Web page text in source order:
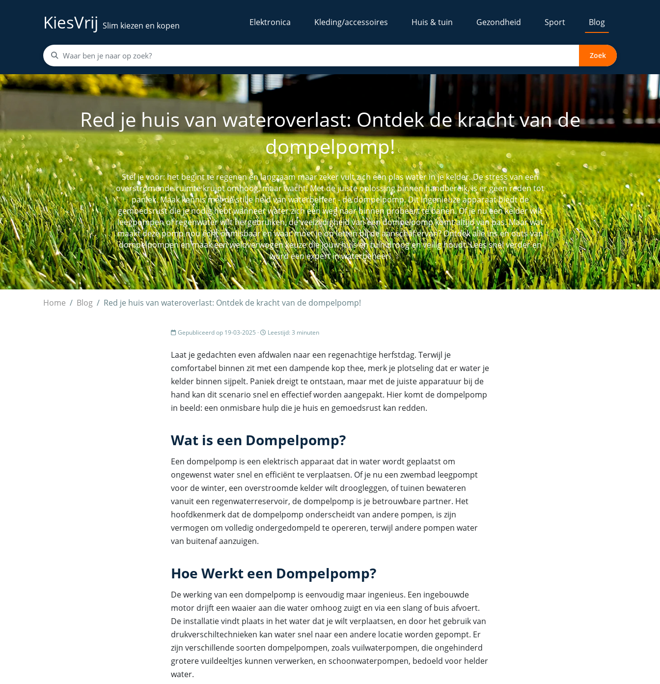
KiesVrij Slim kiezen en kopen Elektronica Kleding/accessoires Huis & tuin Gezondheid Sport Blog
Zoek
Red je huis van wateroverlast: Ontdek de kracht van de
dompelpomp!
Stel je voor: het begint te regenen en langzaam maar zeker vult zich een plas water in je kelder. De stress van een
overstromende ruimte kruipt omhoog, maar wacht! Met de juiste oplossing binnen handbereik, is er geen reden tot
paniek. Maak kennis met de stille held van waterbeheer - de dompelpomp. Dit ingenieuze apparaat biedt de
gemoedsrust die je nodig hebt wanneer water zich een weg naar binnen probeert te banen. Of je nu een kelder wilt
leegpompen of regenwater wilt hergebruiken, de veelzijdigheid van een dompelpomp komt altijd van pas. Maar wat
maakt deze pomp nou écht onmisbaar en waar moet je op letten bij de aanschaf ervan? Ontdek alle ins en outs van
dompelpompen en maak een weloverwogen keuze die jouw huis en tuin droog en veilig houdt. Lees snel verder en
word een expert in waterbeheer!
Home Blog Red je huis van wateroverlast: Ontdek de kracht van de dompelpomp!
Gepubliceerd op 19-03-2025 · Leestijd: 3 minuten
Laat je gedachten even afdwalen naar een regenachtige herfstdag. Terwijl je
comfortabel binnen zit met een dampende kop thee, merk je plotseling dat er water je
kelder binnen sijpelt. Paniek dreigt te ontstaan, maar met de juiste apparatuur bij de
hand kan dit scenario snel en effectief worden aangepakt. Hier komt de dompelpomp
in beeld: een onmisbare hulp die je huis en gemoedsrust kan redden.
Wat is een Dompelpomp?
Een dompelpomp is een elektrisch apparaat dat in water wordt geplaatst om
ongewenst water snel en efficiënt te verplaatsen. Of je nu een zwembad leegpompt
voor de winter, een overstroomde kelder wilt droogleggen, of tuinen bewateren
vanuit een regenwaterreservoir, de dompelpomp is je betrouwbare partner. Het
hoofdkenmerk dat de dompelpomp onderscheidt van andere pompen, is zijn
vermogen om volledig ondergedompeld te opereren, terwijl andere pompen water
van buitenaf aanzuigen.
Hoe Werkt een Dompelpomp?
De werking van een dompelpomp is eenvoudig maar ingenieus. Een ingebouwde
motor drijft een waaier aan die water omhoog zuigt en via een slang of buis afvoert.
De installatie vindt plaats in het water dat je wilt verplaatsen, en door het gebruik van
drukverschiltechnieken kan water snel naar een andere locatie worden gepompt. Er
zijn verschillende soorten dompelpompen, zoals vuilwaterpompen, die ongehinderd
grotere vuildeeltjes kunnen verwerken, en schoonwaterpompen, bedoeld voor helder
water.